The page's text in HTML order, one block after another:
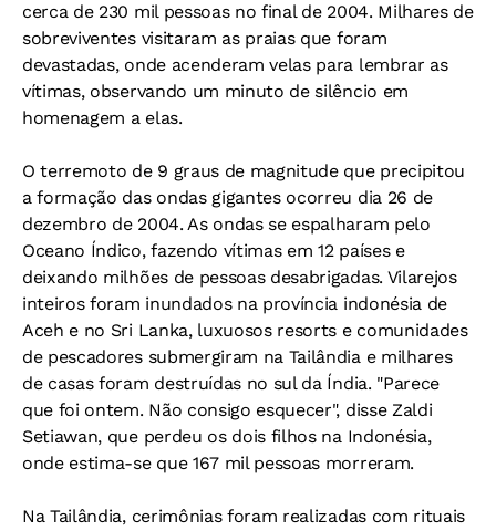
cerca de 230 mil pessoas no final de 2004. Milhares de
sobreviventes visitaram as praias que foram
devastadas, onde acenderam velas para lembrar as
vítimas, observando um minuto de silêncio em
homenagem a elas.
O terremoto de 9 graus de magnitude que precipitou
a formação das ondas gigantes ocorreu dia 26 de
dezembro de 2004. As ondas se espalharam pelo
Oceano Índico, fazendo vítimas em 12 países e
deixando milhões de pessoas desabrigadas. Vilarejos
inteiros foram inundados na província indonésia de
Aceh e no Sri Lanka, luxuosos resorts e comunidades
de pescadores submergiram na Tailândia e milhares
de casas foram destruídas no sul da Índia. "Parece
que foi ontem. Não consigo esquecer", disse Zaldi
Setiawan, que perdeu os dois filhos na Indonésia,
onde estima-se que 167 mil pessoas morreram.
Na Tailândia, cerimônias foram realizadas com rituais